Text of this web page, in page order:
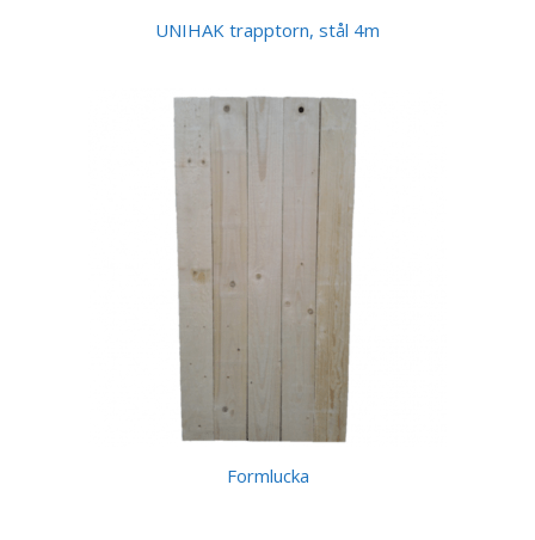
UNIHAK trapptorn, stål 4m
Formlucka